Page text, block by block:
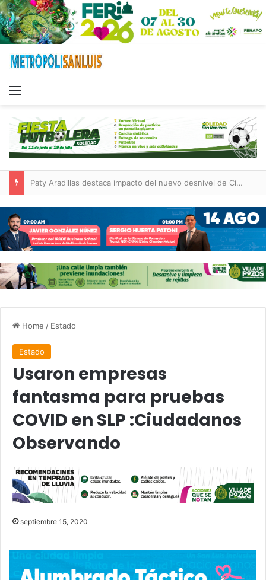
Paty Aradillas destaca impacto del nuevo desnivel de Circuito Potosí en la movilidad de Villa de Pozos
Home / Estado
Estado
Usaron empresas
fantasma para pruebas
COVID en SLP :Ciudadanos
Observando
septiembre 15, 2020